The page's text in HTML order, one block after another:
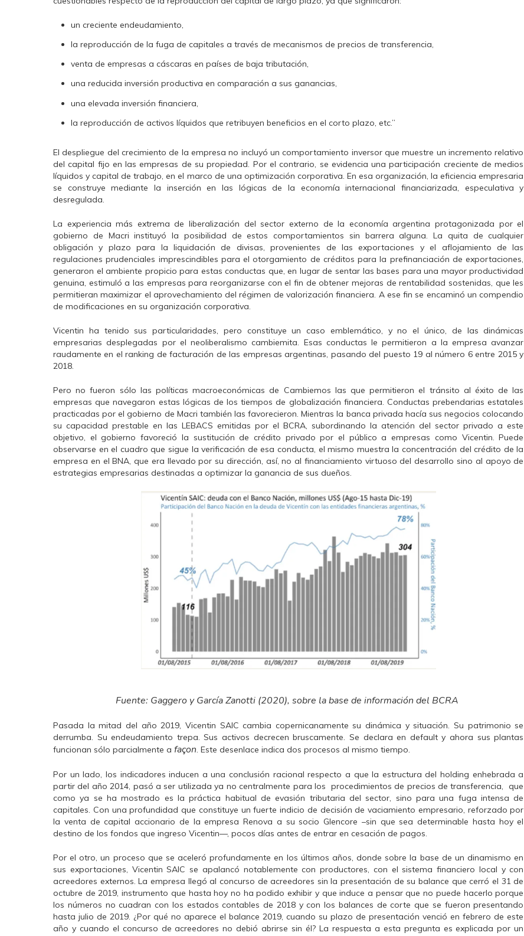
un creciente endeudamiento,
la reproducción de la fuga de capitales a través de mecanismos de precios de transferencia,
venta de empresas a cáscaras en países de baja tributación,
una reducida inversión productiva en comparación a sus ganancias,
una elevada inversión financiera,
la reproducción de activos líquidos que retribuyen beneficios en el corto plazo, etc.”
El despliegue del crecimiento de la empresa no incluyó un comportamiento inversor que muestre un incremento relativo
del capital fijo en las empresas de su propiedad. Por el contrario, se evidencia una participación creciente de medios
líquidos y capital de trabajo, en el marco de una optimización corporativa. En esa organización, la eficiencia empresaria
se construye mediante la inserción en las lógicas de la economía internacional financiarizada, especulativa y
desregulada.
La experiencia más extrema de liberalización del sector externo de la economía argentina protagonizada por el
gobierno de Macri instituyó la posibilidad de estos comportamientos sin barrera alguna. La quita de cualquier
obligación y plazo para la liquidación de divisas, provenientes de las exportaciones y el aflojamiento de las
regulaciones prudenciales imprescindibles para el otorgamiento de créditos para la prefinanciación de exportaciones,
generaron el ambiente propicio para estas conductas que, en lugar de sentar las bases para una mayor productividad
genuina, estimuló a las empresas para reorganizarse con el fin de obtener mejoras de rentabilidad sostenidas, que les
permitieran maximizar el aprovechamiento del régimen de valorización financiera. A ese fin se encaminó un compendio
de modificaciones en su organización corporativa.
Vicentin ha tenido sus particularidades, pero constituye un caso emblemático, y no el único, de las dinámicas
empresarias desplegadas por el neoliberalismo cambiemita. Esas conductas le permitieron a la empresa avanzar
raudamente en el ranking de facturación de las empresas argentinas, pasando del puesto 19 al número 6 entre 2015 y
2018.
Pero no fueron sólo las políticas macroeconómicas de Cambiemos las que permitieron el tránsito al éxito de las
empresas que navegaron estas lógicas de los tiempos de globalización financiera. Conductas prebendarias estatales
practicadas por el gobierno de Macri también las favorecieron. Mientras la banca privada hacía sus negocios colocando
su capacidad prestable en las LEBACS emitidas por el BCRA, subordinando la atención del sector privado a este
objetivo, el gobierno favoreció la sustitución de crédito privado por el público a empresas como Vicentin. Puede
observarse en el cuadro que sigue la verificación de esa conducta, el mismo muestra la concentración del crédito de la
empresa en el BNA, que era llevado por su dirección, así, no al financiamiento virtuoso del desarrollo sino al apoyo de
estrategias empresarias destinadas a optimizar la ganancia de sus dueños.
Fuente: Gaggero y García Zanotti (2020), sobre la base de información del BCRA
Pasada la mitad del año 2019, Vicentin SAIC cambia copernicanamente su dinámica y situación. Su patrimonio se
derrumba. Su endeudamiento trepa. Sus activos decrecen bruscamente. Se declara en default y ahora sus plantas
funcionan sólo parcialmente a façon . Este desenlace indica dos procesos al mismo tiempo.
Por un lado, los indicadores inducen a una conclusión racional respecto a que la estructura del holding enhebrada a
partir del año 2014, pasó a ser utilizada ya no centralmente para los procedimientos de precios de transferencia, que
como ya se ha mostrado es la práctica habitual de evasión tributaria del sector, sino para una fuga intensa de
capitales. Con una profundidad que constituye un fuerte indicio de decisión de vaciamiento empresario, reforzado por
la venta de capital accionario de la empresa Renova a su socio Glencore –sin que sea determinable hasta hoy el
destino de los fondos que ingreso Vicentin—, pocos días antes de entrar en cesación de pagos.
Por el otro, un proceso que se aceleró profundamente en los últimos años, donde sobre la base de un dinamismo en
sus exportaciones, Vicentin SAIC se apalancó notablemente con productores, con el sistema financiero local y con
acreedores externos. La empresa llegó al concurso de acreedores sin la presentación de su balance que cerró el 31 de
octubre de 2019, instrumento que hasta hoy no ha podido exhibir y que induce a pensar que no puede hacerlo porque
los números no cuadran con los estados contables de 2018 y con los balances de corte que se fueron presentando
hasta julio de 2019. ¿Por qué no aparece el balance 2019, cuando su plazo de presentación venció en febrero de este
año y cuando el concurso de acreedores no debió abrirse sin él? La respuesta a esta pregunta es explicada por un